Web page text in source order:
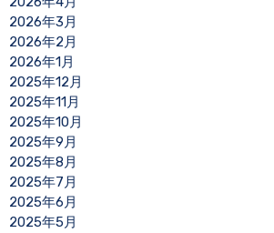
2026年3月
2026年2月
2026年1月
2025年12月
2025年11月
2025年10月
2025年9月
2025年8月
2025年7月
2025年6月
2025年5月